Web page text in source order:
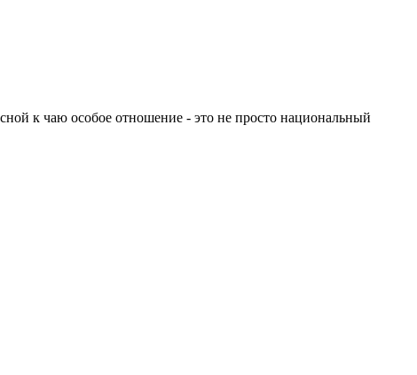
к чаю особое отношение - это не просто национальный